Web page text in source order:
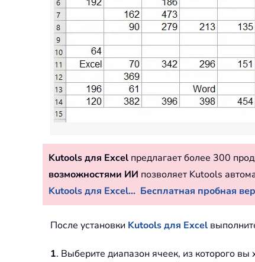
Kutools для Excel предлагает более 300
возможностями ИИ позволяет Kutools
Kutools для Excel... Бесплатная пробная
После установки Kutools для Excel
1. Выберите диапазон ячеек, из которого